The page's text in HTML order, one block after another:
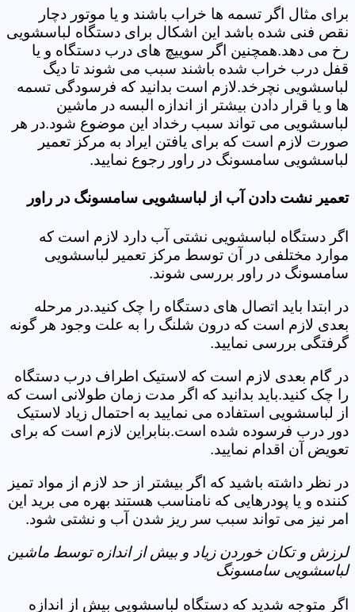
برای مثال اگر تسمه ها خراب باشند و یا موتور دچار
نقص فنی شده باشد این اشکال برای دستگاه لباسشویی
رخ می دهد.همچنین اگر سوییچ های درب دستگاه و یا
قفل درب خراب شده باشند سبب می شوند تا دیگ
لباسشویی نچرخد.لازم است بدانید که فرسودگی تسمه
ها و یا قرار دادن بیشتر از اندازه البسه در ماشین
لباسشویی می تواند سبب رخداد این موضوع شود.در هر
صورت لازم است که برای یافتن ایراد به مرکز تعمیر
لباسشویی سامسونگ در راور رجوع نمایید.
تعمیر نشت دادن آب از لباسشویی سامسونگ در راور
اگر دستگاه لباسشویی نشتی آب دارد لازم است که
موارد مختلفی در آن توسط مرکز تعمیر لباسشویی
سامسونگ در راور بررسی شوند.
در ابتدا باید اتصال های دستگاه را چک کنید.در مرحله
بعدی لازم است که درون شلنگ را به علت وجود هر گونه
گرفتگی بررسی نمایید.
در گام بعدی لازم است که لاستیک اطراف درب دستگاه
را چک کنید.باید بدانید که اگر مدت زمان طولانی است که
از لباسشویی استفاده می نمایید به احتمال زیاد لاستیک
دور درب فرسوده شده است.بنابراین لازم است که برای
تعویض آن اقدام نمایید.
در نظر داشته باشید که اگر بیشتر از حد لازم از مواد تمیز
کننده و یا پودرهایی که نامناسب هستند بهره می برید این
امر نیز می تواند سبب سر ریز شدن آب و نشتی شود.
لرزش و تکان خوردن زیاد و بیش از اندازه توسط ماشین
لباسشویی سامسونگ
اگر متوجه شدید که دستگاه لباسشویی بیش از اندازه